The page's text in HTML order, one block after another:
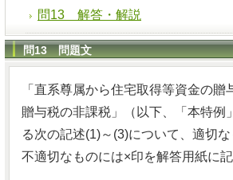
問13 解答・解説
問13 問題文
「直系尊属から住宅取得等資金の贈
贈与税の非課税」（以下、「本特例
る次の記述(1)～(3)について、適切な
不適切なものには×印を解答用紙に記